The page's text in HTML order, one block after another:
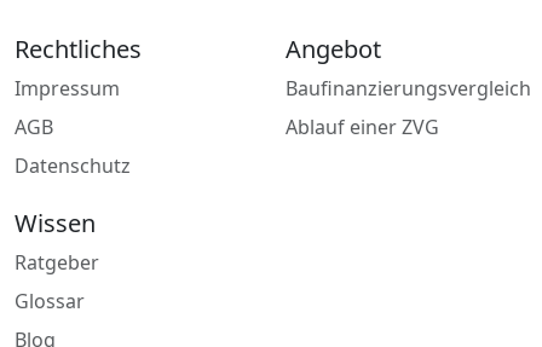
Rechtliches
Impressum
AGB
Datenschutz
Angebot
Baufinanzierungsvergleich
Ablauf einer ZVG
Wissen
Ratgeber
Glossar
Blog